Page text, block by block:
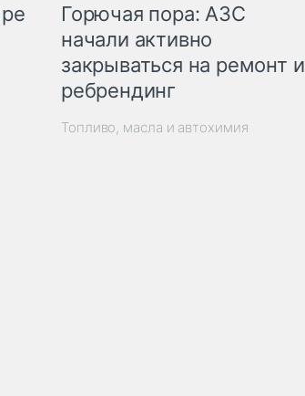
Горючая пора: АЗС
начали активно
закрываться на ремонт и
ребрендинг
Топливо, масла и автохимия